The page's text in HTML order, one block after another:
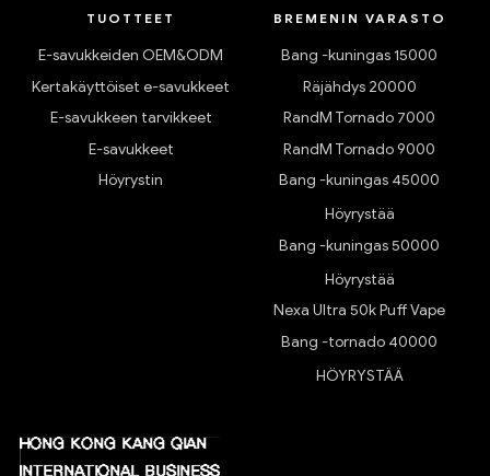
TUOTTEET
E-savukkeiden OEM&ODM
Kertakäyttöiset e-savukkeet
E-savukkeen tarvikkeet
E-savukkeet
Höyrystin
BREMENIN VARASTO
Bang -kuningas 15000
Räjähdys 20000
RandM Tornado 7000
RandM Tornado 9000
Bang -kuningas 45000
Höyrystää
Bang -kuningas 50000
Höyrystää
Nexa Ultra 50k Puff Vape
Bang -tornado 40000
HÖYRYSTÄÄ